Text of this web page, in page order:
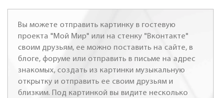
Вы можете отправить картинку в гостевую
проекта "Мой Мир" или на стенку "Вконтакте"
своим друзьям, ее можно поставить на сайте, в
блоге, форуме или отправить в письме на адрес
знакомых, создать из картинки музыкальную
открытку и отправить ее своим друзьям и
близким. Под картинкой вы видите несколько